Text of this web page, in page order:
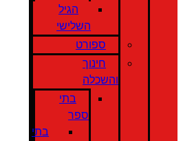
הגיל
השלישי
ספורט
חינוך
והשכלה
בתי
ספר
בתי